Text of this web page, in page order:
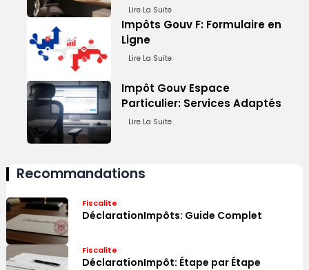
Lire La Suite
Impôts Gouv F: Formulaire en
Ligne
Lire La Suite
Impôt Gouv Espace
Particulier: Services Adaptés
Lire La Suite
Recommandations
Fiscalite
DéclarationImpôts: Guide Complet
Fiscalite
DéclarationImpôt: Étape par Étape